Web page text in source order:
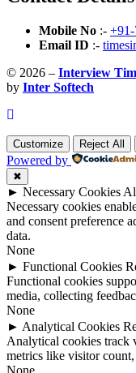
Mobile No :-
Email ID :-
© 2026 – Interview
by Inter Softech
Customize Reject All
Powered by
✖
► Necessary Cookies
Necessary cookies
and consent preference
data.
None
► Functional Cookies
Functional cookies
media, collecting
None
► Analytical Cookies
Analytical cookies track
metrics like visitor
None